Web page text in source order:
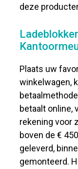
deze
Plaats uw
winkelwagen,
betaalt online,
rekening voor
boven de €
geleverd,
gemonteerd.